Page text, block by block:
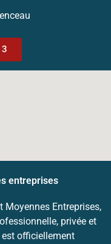
entreprises
Moyennes Entreprises,
privée et
officiellement